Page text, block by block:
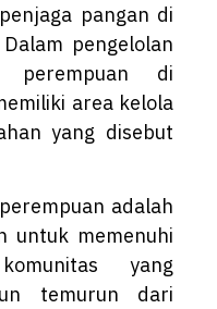
pangan di
pengelolan
di
area kelola
yang disebut
adalah
untuk memenuhi
yang
temurun dari